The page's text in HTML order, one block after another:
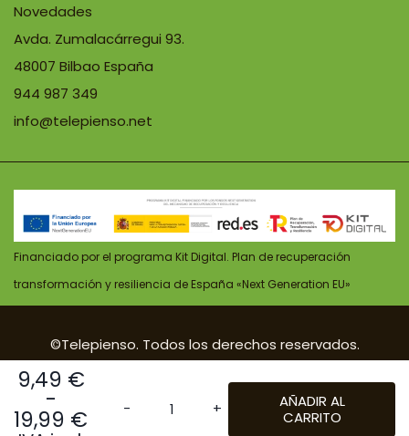
9,49 €
-
19,99 €
AÑADIR AL
CARRITO
Novedades
Avda. Zumalacárregui 93.
48007 Bilbao España
944 987 349
info@telepienso.net
Financiado por el programa Kit Digital. Plan de recuperación
transformación y resiliencia de España «Next Generation EU»
©Telepienso. Todos los derechos reservados.
| Diseño: